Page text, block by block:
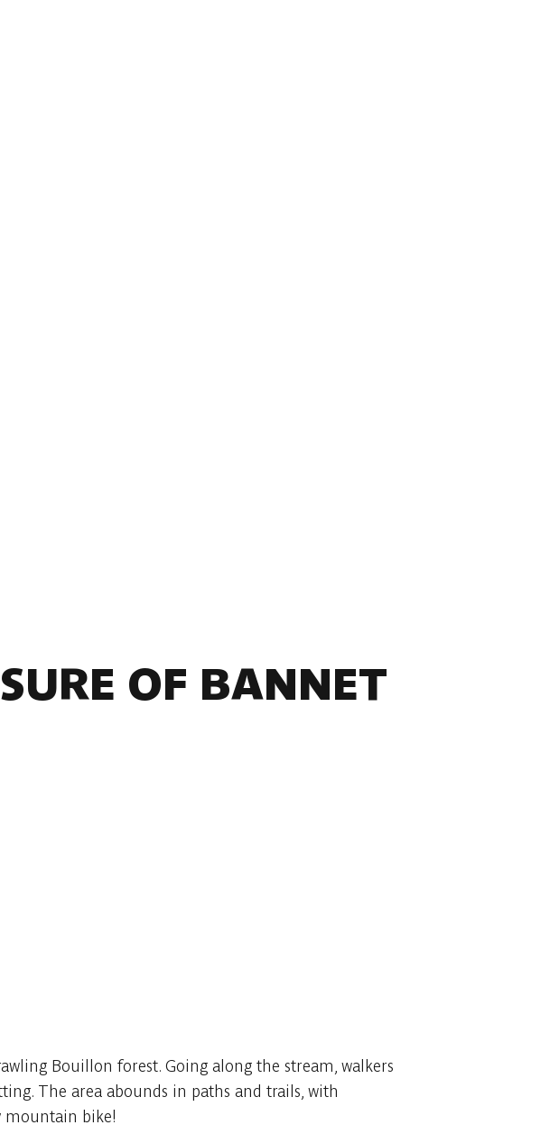
OF BANNET
Bouillon forest. Going along the stream, walkers
The area abounds in paths and trails, with
mountain bike!